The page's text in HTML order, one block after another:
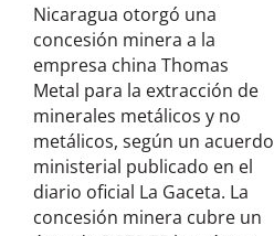
Nicaragua otorgó una
concesión minera a la
empresa china Thomas
Metal para la extracción de
minerales metálicos y no
metálicos, según un acuerdo
ministerial publicado en el
diario oficial La Gaceta. La
concesión minera cubre un